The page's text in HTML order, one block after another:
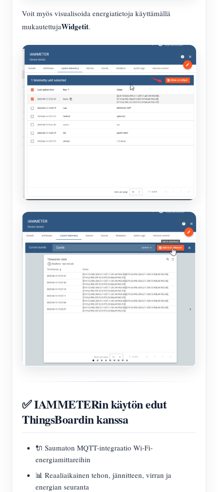
Voit myös visualisoida energiatietoja käyttämällä
mukautettujaWidgetit.
✅ IAMMETERin käytön edut
ThingsBoardin kanssa
🔌 Saumaton MQTT-integraatio Wi-Fi-
energiamittareihin
📊 Reaaliaikainen tehon, jännitteen, virran ja
energian seuranta